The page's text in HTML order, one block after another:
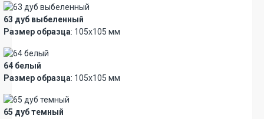
63 дуб выбеленный
Размер образца: 105х105 мм
64 белый
Размер образца: 105х105 мм
65 дуб темный